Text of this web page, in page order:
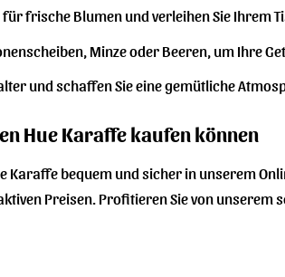
für frische Blumen und verleihen Sie Ihrem
Minze oder Beeren, um Ihre
und schaffen Sie eine gemütliche
Hue Karaffe kaufen können
Karaffe bequem und sicher in unserem
Preisen. Profitieren Sie von unserem